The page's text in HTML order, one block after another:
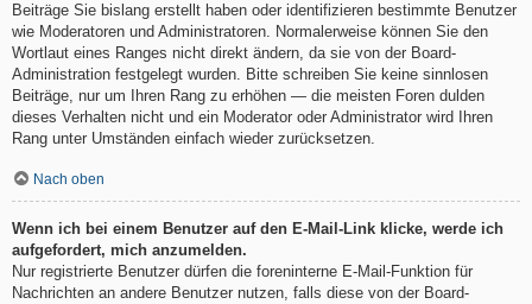
Beiträge Sie bislang erstellt haben oder identifizieren bestimmte Benutzer
wie Moderatoren und Administratoren. Normalerweise können Sie den
Wortlaut eines Ranges nicht direkt ändern, da sie von der Board-
Administration festgelegt wurden. Bitte schreiben Sie keine sinnlosen
Beiträge, nur um Ihren Rang zu erhöhen — die meisten Foren dulden
dieses Verhalten nicht und ein Moderator oder Administrator wird Ihren
Rang unter Umständen einfach wieder zurücksetzen.
Nach oben
Wenn ich bei einem Benutzer auf den E-Mail-Link klicke, werde ich
aufgefordert, mich anzumelden.
Nur registrierte Benutzer dürfen die foreninterne E-Mail-Funktion für
Nachrichten an andere Benutzer nutzen, falls diese von der Board-